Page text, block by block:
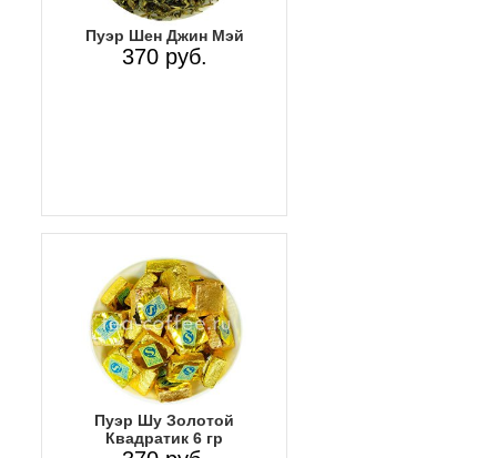
Пуэр Шен Джин Мэй
370 руб.
Пуэр Шу Золотой
Квадратик 6 гр